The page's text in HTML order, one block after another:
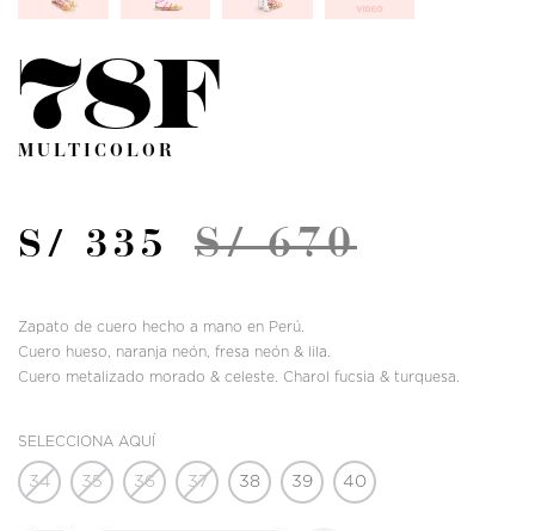
78F
MULTICOLOR
S/ 335 S/ 670
Zapato de cuero hecho a mano en Perú.
Cuero hueso, naranja neón, fresa neón & lila.
Cuero metalizado morado & celeste. Charol fucsia & turquesa.
SELECCIONA AQUÍ
34 35 36 37 38 39 40